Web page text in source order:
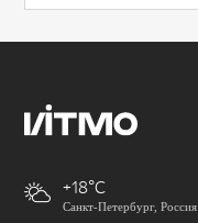
+18
Санкт-Петербург, Россия